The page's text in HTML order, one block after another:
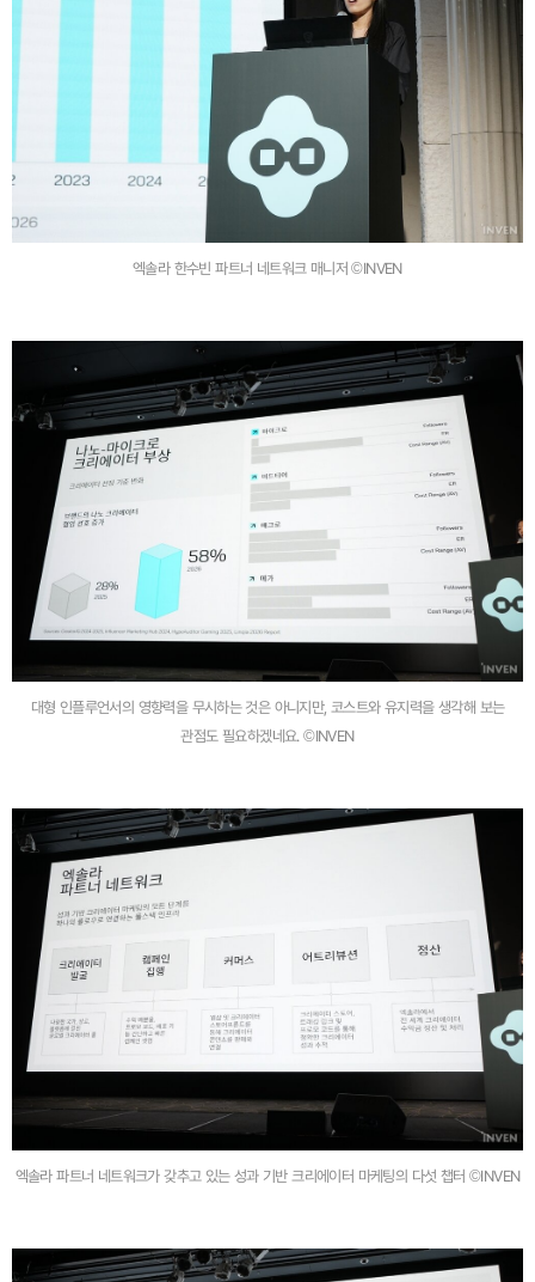
엑솔라 한수빈 파트너 네트워크 매니저 ©INVEN
대형 인플루언서의 영향력을 무시하는 것은 아니지만, 코스트와 유지력을 생각해 보는
관점도 필요하겠네요. ©INVEN
엑솔라 파트너 네트워크가 갖추고 있는 성과 기반 크리에이터 마케팅의 다섯 챕터 ©INVEN